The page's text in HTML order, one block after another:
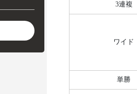
3連複
ワイド
単勝